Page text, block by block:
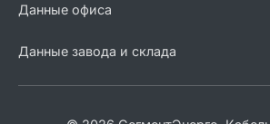
Данные офиса
Данные завода и склада